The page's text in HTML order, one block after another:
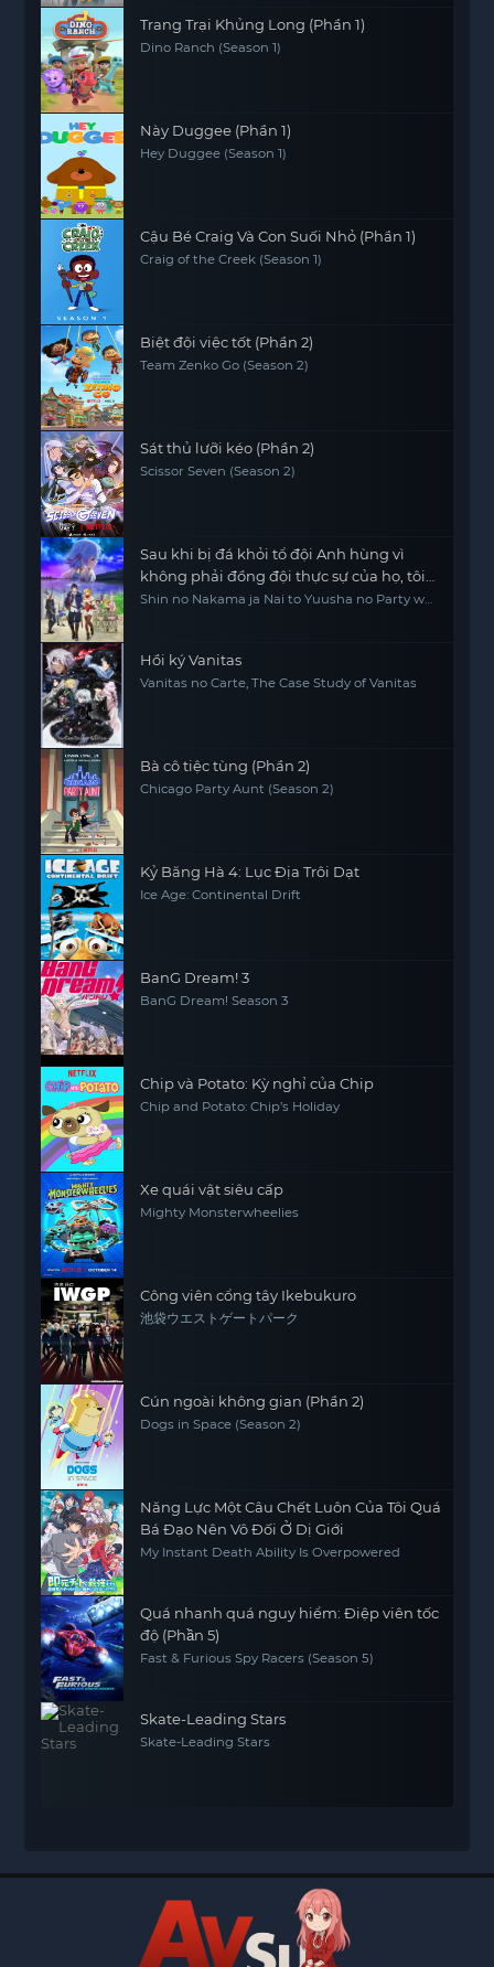
Trang Trại Khủng Long (Phần 1)
Dino Ranch (Season 1)
Này Duggee (Phần 1)
Hey Duggee (Season 1)
Cậu Bé Craig Và Con Suối Nhỏ (Phần 1)
Craig of the Creek (Season 1)
Biệt đội việc tốt (Phần 2)
Team Zenko Go (Season 2)
Sát thủ lưỡi kéo (Phần 2)
Scissor Seven (Season 2)
Sau khi bị đá khỏi tổ đội Anh hùng vì
không phải đồng đội thực sự của họ, tôi
quyết định sẽ sống chậm lại ở nơi biên ải
Shin no Nakama ja Nai to Yuusha no Party wo
Countryside
Hồi ký Vanitas
Vanitas no Carte, The Case Study of Vanitas
Bà cô tiệc tùng (Phần 2)
Chicago Party Aunt (Season 2)
Kỷ Băng Hà 4: Lục Địa Trôi Dạt
Ice Age: Continental Drift
BanG Dream! 3
BanG Dream! Season 3
Chip và Potato: Kỳ nghỉ của Chip
Chip and Potato: Chip’s Holiday
Xe quái vật siêu cấp
Mighty Monsterwheelies
Công viên cổng tây Ikebukuro
池袋ウエストゲートパーク
Cún ngoài không gian (Phần 2)
Dogs in Space (Season 2)
Năng Lực Một Câu Chết Luôn Của Tôi Quá
Bá Đạo Nên Vô Đối Ở Dị Giới
My Instant Death Ability Is Overpowered
Quá nhanh quá nguy hiểm: Điệp viên tốc
độ (Phần 5)
Fast & Furious Spy Racers (Season 5)
Skate-Leading Stars
Skate-Leading Stars